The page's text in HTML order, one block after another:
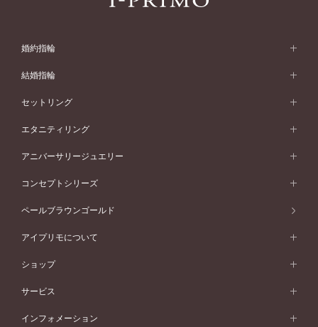
婚約指輪
婚約指輪 (エンゲージリング)
婚約指輪一覧
ピンクゴールド
ペールブラウンゴールド
ウェーブライン
V字ライン
ワンサイドメレ
ダブルサイドメレ
シンプル
フェミニン
モード
50万円台～
40万円台～
30万円台～
婚約指輪 人気ランキング
婚約ネックレス
ダイヤモンドシェイプコレクション
結婚指輪
結婚指輪 (マリッジリング)
結婚指輪一覧
ピンクゴールド
ペールブラウンゴールド
ウェーブライン
V字ライン
ワンメレ
セベラルメレ
シンプル
フェミニン
モード
50万円～
40万円～50万円
セットリング
セットリング
セットリング一覧
ピンクゴールド
ペールブラウンゴールド
エタニティリング
エタニティリング
エタニティリング一覧
ピンクゴールド
ペールブラウンゴールド
アニバーサリージュエリー
アニバーサリージュエリー
アニバーサリージュエリー一覧
ファッションリング
ブレスレット
コンセプトシリーズ
コンセプトシリーズ
オリジンビリーフ
エトワル
スワハ
ペールブラウンゴールド
アイプリモについて
アイプリモについて
パーソナルハンド診断
デザインへのこだわり
ショップ
店舗一覧
北海道
サービス
プロポーズサポート
インフォメーション